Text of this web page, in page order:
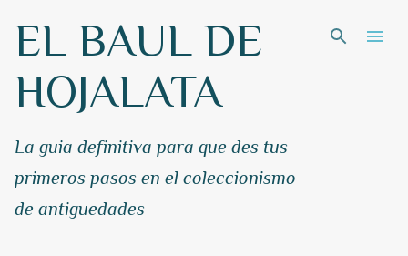
Ir al contenido principal
EL BAUL DE
HOJALATA
La guia definitiva para que des tus
primeros pasos en el coleccionismo
de antiguedades